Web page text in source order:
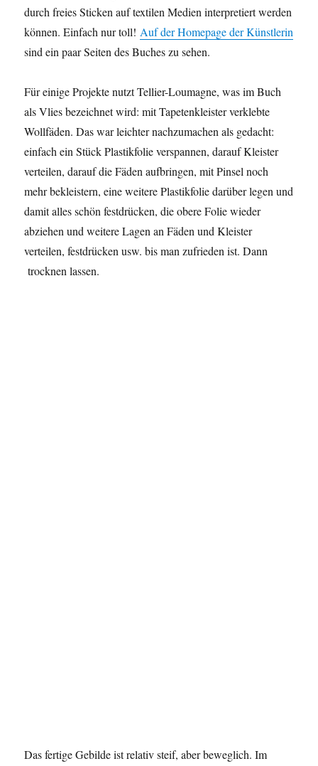
durch freies Sticken auf textilen Medien interpretiert werden
können. Einfach nur toll! Auf der Homepage der Künstlerin
sind ein paar Seiten des Buches zu sehen.
Für einige Projekte nutzt Tellier-Loumagne, was im Buch
als Vlies bezeichnet wird: mit Tapetenkleister verklebte
Wollfäden. Das war leichter nachzumachen als gedacht:
einfach ein Stück Plastikfolie verspannen, darauf Kleister
verteilen, darauf die Fäden aufbringen, mit Pinsel noch
mehr bekleistern, eine weitere Plastikfolie darüber legen und
damit alles schön festdrücken, die obere Folie wieder
abziehen und weitere Lagen an Fäden und Kleister
verteilen, festdrücken usw. bis man zufrieden ist. Dann
trocknen lassen.
Das fertige Gebilde ist relativ steif, aber beweglich. Im